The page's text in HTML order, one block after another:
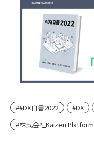
##DX白書2022 #DX
#株式会社Kaizen Platform